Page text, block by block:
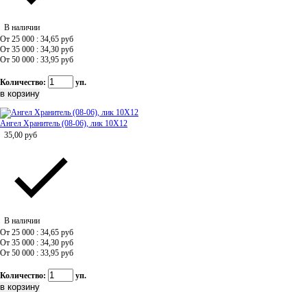
В наличии
От 25 000 : 34,65 руб
От 35 000 : 34,30 руб
От 50 000 : 33,95 руб
Количество: уп.
Ангел Хранитель (08-06), лик 10Х12
35,00 руб
В наличии
От 25 000 : 34,65 руб
От 35 000 : 34,30 руб
От 50 000 : 33,95 руб
Количество: уп.